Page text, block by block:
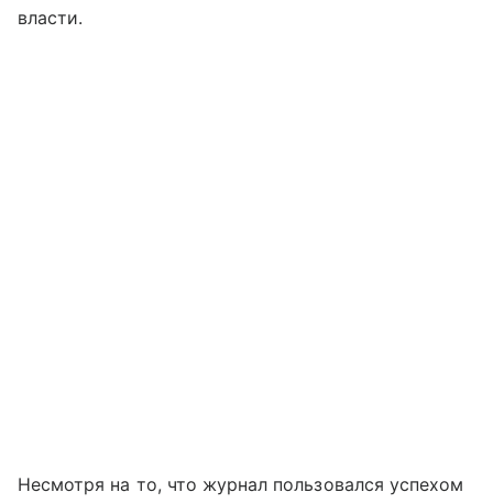
власти.
Несмотря на то, что журнал пользовался успехом